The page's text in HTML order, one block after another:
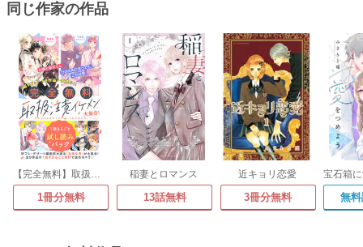
同じ作家の作品
【完全無料】取扱注意イケメン大集合! 1話まるごと試し読みパック
1冊分無料
稲妻とロマンス
13話無料
近キョリ恋愛
3冊分無料 無